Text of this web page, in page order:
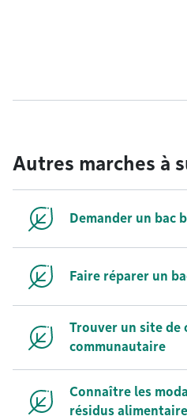
Autres marches à
Demander un bac
Faire réparer un
Trouver un site de
communautaire
Connaître les
résidus